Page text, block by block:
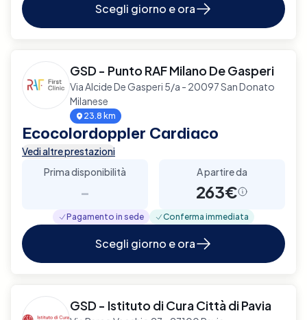
Scegli giorno e ora
GSD - Punto RAF Milano De Gasperi
Via Alcide De Gasperi 5/a - 20097 San Donato
Milanese
23.8 km
Ecocolordoppler Cardiaco
Vedi altre prestazioni
Prima disponibilità
-
A partire da
263€
Pagamento in sede Conferma immediata
Scegli giorno e ora
GSD - Istituto di Cura Città di Pavia